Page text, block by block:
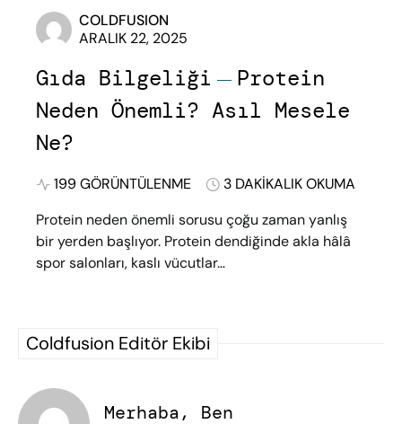
COLDFUSION
ARALIK 22, 2025
Gıda Bilgeliği
Protein
Neden Önemli? Asıl Mesele
Ne?
199 GÖRÜNTÜLENME
3 DAKIKALIK OKUMA
Protein neden önemli sorusu çoğu zaman yanlış
bir yerden başlıyor. Protein dendiğinde akla hâlâ
spor salonları, kaslı vücutlar…
Coldfusion Editör Ekibi
Merhaba, Ben